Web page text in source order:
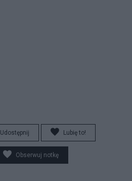
Udostępnij Lubię to!
Obserwuj notkę